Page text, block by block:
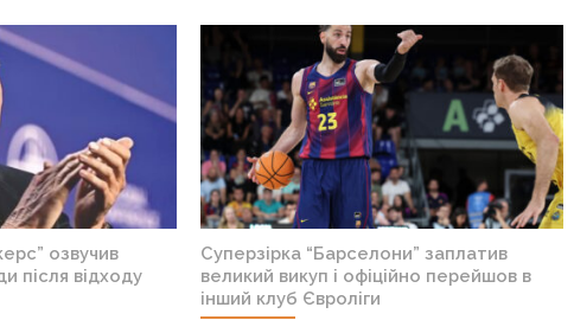
озвучив
після відходу
Суперзірка “Барселони” заплатив
великий викуп і офіційно перейшов в
інший клуб Євроліги